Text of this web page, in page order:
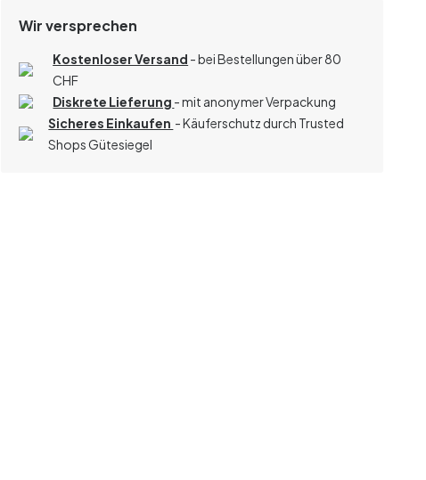
Wir versprechen
Kostenloser Versand - bei Bestellungen über 80
CHF
Diskrete Lieferung - mit anonymer Verpackung
Sicheres Einkaufen - Käuferschutz durch Trusted
Shops Gütesiegel